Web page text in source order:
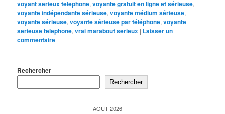
voyant serieux telephone,voyante gratuit en ligne et sérieuse,
voyante indépendante sérieuse,voyante médium sérieuse,
voyante sérieuse,voyante sérieuse par téléphone,voyante
serieuse telephone,vrai marabout serieux | Laisser un
commentaire
Rechercher
Rechercher
AOÛT 2026